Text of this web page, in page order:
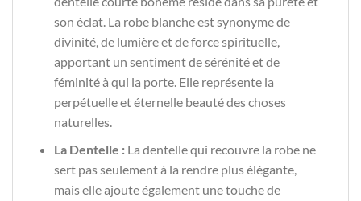
son éclat. La robe blanche est synonyme de
divinité, de lumière et de force spirituelle,
apportant un sentiment de sérénité et de
féminité à qui la porte. Elle représente la
perpétuelle et éternelle beauté des choses
naturelles.
La Dentelle :La dentelle qui recouvre la robe ne
sert pas seulement à la rendre plus élégante,
mais elle ajoute également une touche de